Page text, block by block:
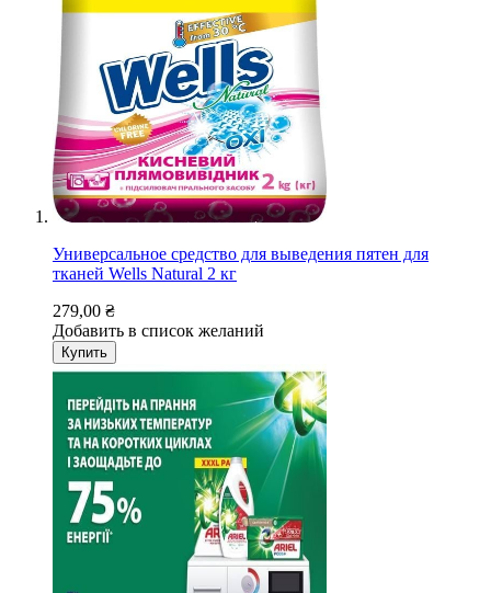
Универсальное средство для выведения пятен для
тканей Wells Natural 2 кг
279,00 ₴
Добавить в список желаний
Купить